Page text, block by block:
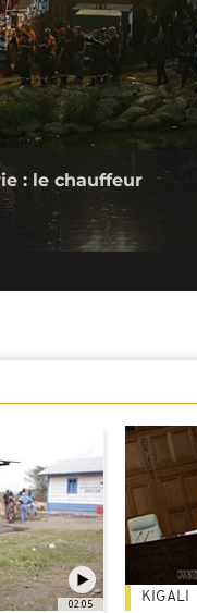
: le chauffeur
02:05 KIGALI